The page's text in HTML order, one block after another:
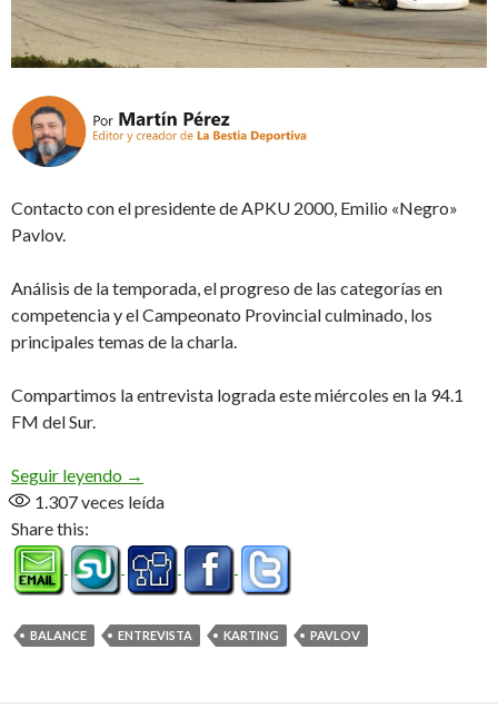
Contacto con el presidente de APKU 2000, Emilio «Negro»
Pavlov.
Análisis de la temporada, el progreso de las categorías en
competencia y el Campeonato Provincial culminado, los
principales temas de la charla.
Compartimos la entrevista lograda este miércoles en la 94.1
FM del Sur.
Seguir leyendo «Tuvimos otro gran año, por acá arranca todo,
→
1.307veces leída
Share this:
BALANCE ENTREVISTA KARTING PAVLOV